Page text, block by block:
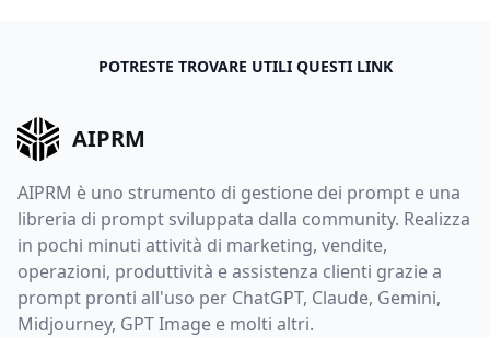
POTRESTE TROVARE UTILI QUESTI LINK
AIPRM
AIPRM è uno strumento di gestione dei prompt e una
libreria di prompt sviluppata dalla community. Realizza
in pochi minuti attività di marketing, vendite,
operazioni, produttività e assistenza clienti grazie a
prompt pronti all'uso per ChatGPT, Claude, Gemini,
Midjourney, GPT Image e molti altri.